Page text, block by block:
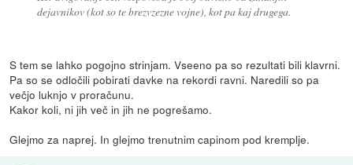
dejavnikov (kot so te brezvzezne vojne), kot pa kaj drugega.
S tem se lahko pogojno strinjam. Vseeno pa so rezultati bili klavrni.
Pa so se odločili pobirati davke na rekordi ravni. Naredili so pa
večjo luknjo v proračunu.
Kakor koli, ni jih več in jih ne pogrešamo.
Glejmo za naprej. In glejmo trenutnim capinom pod kremplje.